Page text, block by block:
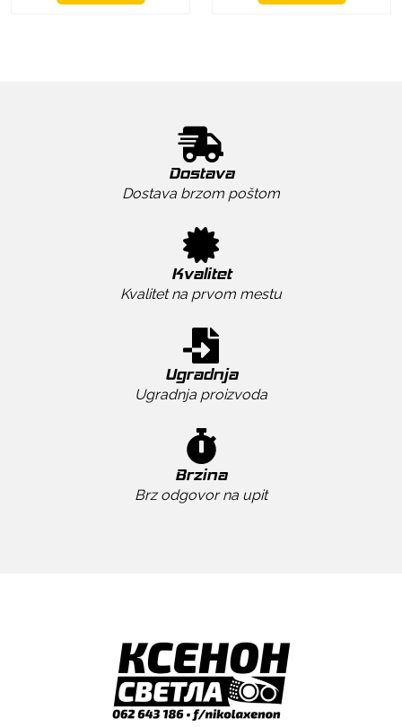
Dostava
Dostava brzom poštom
Kvalitet
Kvalitet na prvom mestu
Ugradnja
Ugradnja proizvoda
Brzina
Brz odgovor na upit